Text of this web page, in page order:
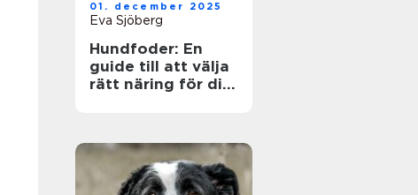
01. december 2025
Eva Sjöberg
Hundfoder: En
guide till att välja
rätt näring för din